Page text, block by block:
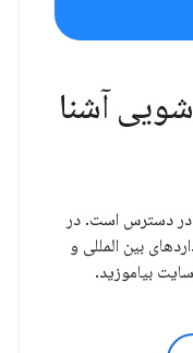
آشنا
در دسترس است. در
بین المللی و
بیاموزید.